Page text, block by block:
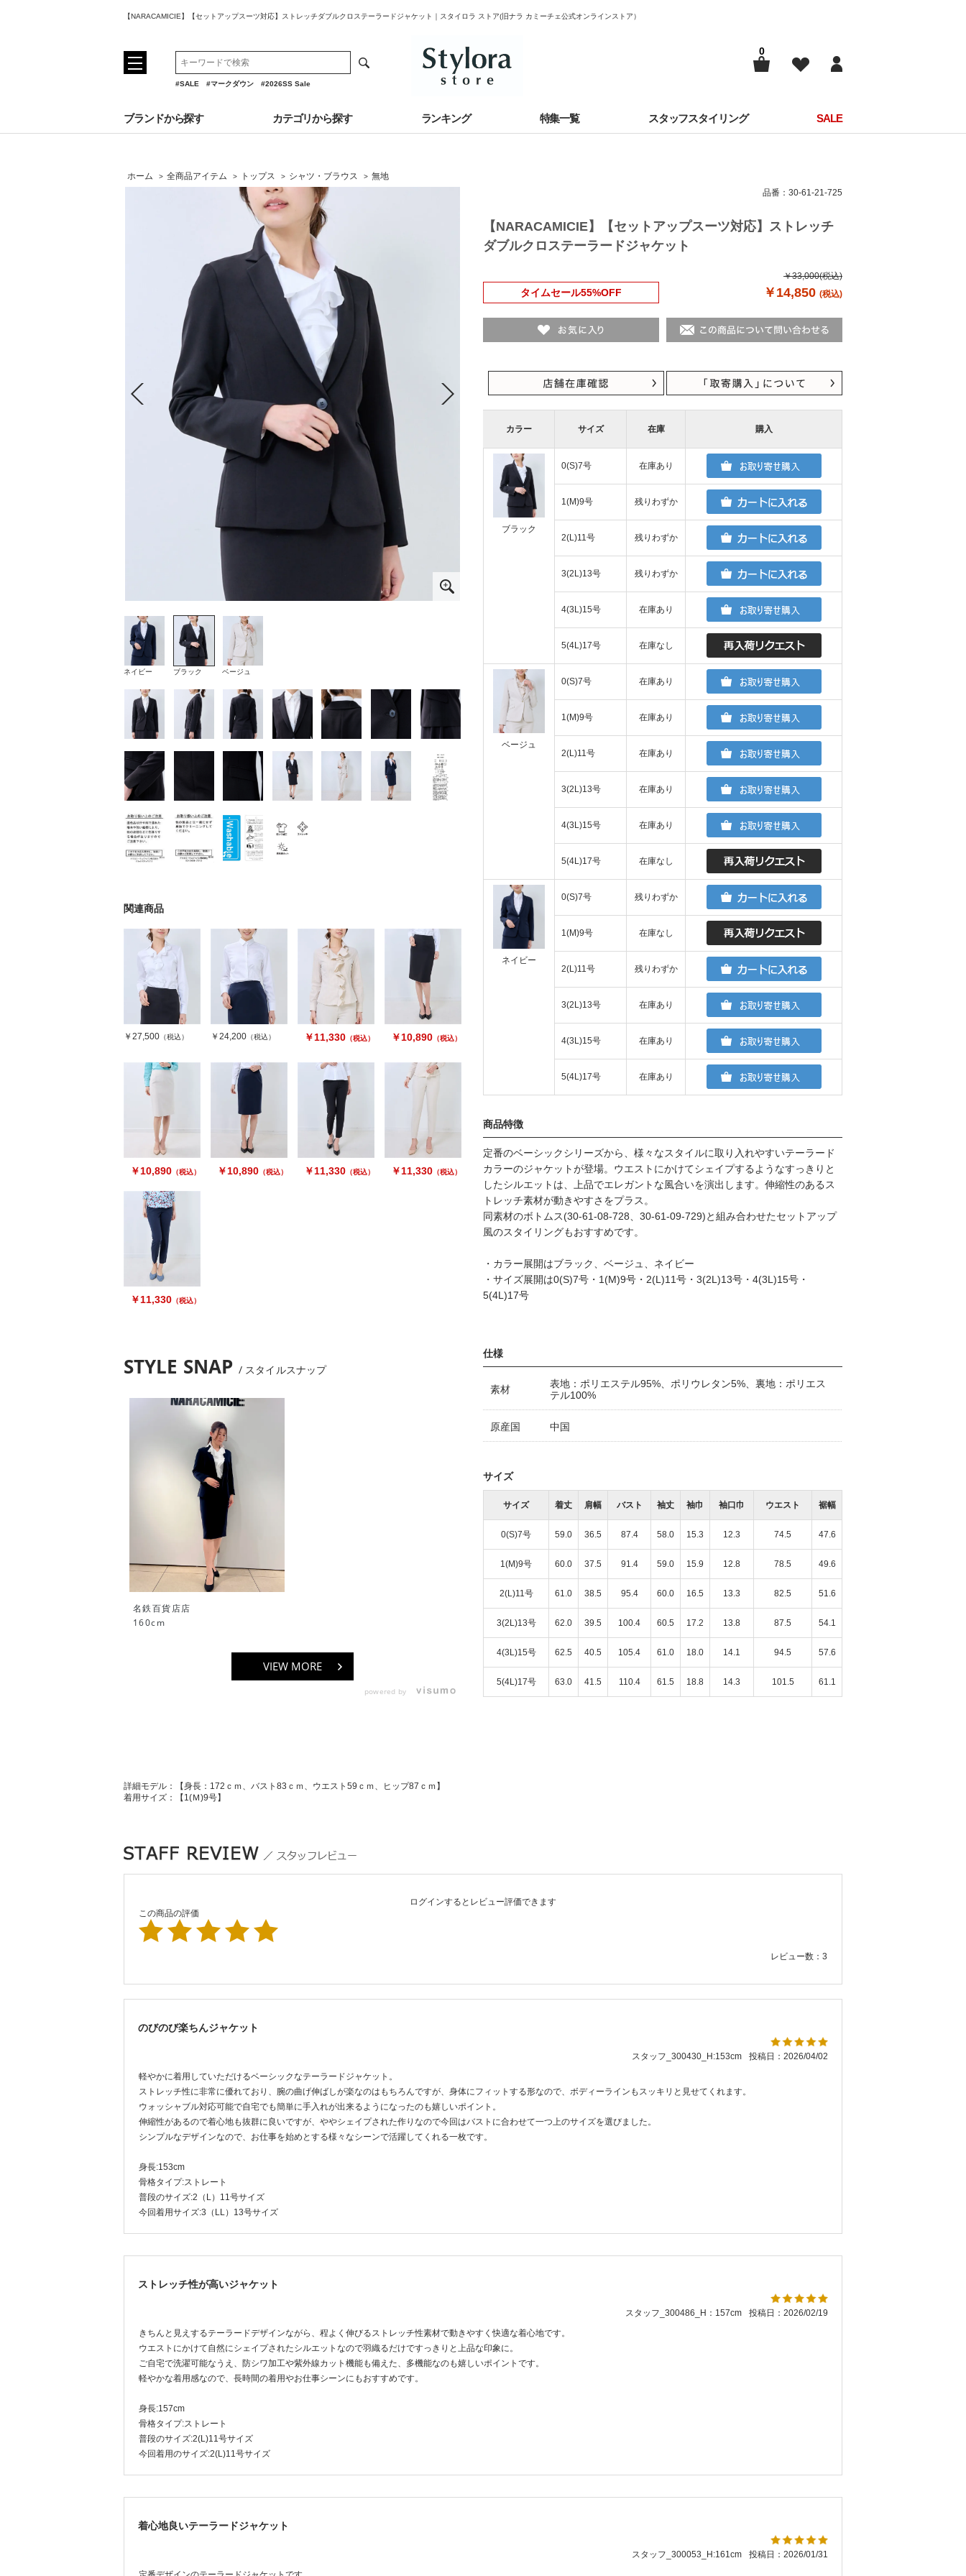
【NARACAMICIE】【セットアップスーツ対応】ストレッチダブルクロステーラードジャケット｜スタイロラ ストア(旧ナラ カミーチェ公式オンラインストア）
#SALE #マークダウン #2026SS Sale
0
ブランドから探す カテゴリから探す ランキング 特集一覧 スタッフスタイリング SALE
ホーム > 全商品アイテム > トップス > シャツ・ブラウス > 無地
ネイビー ブラック ベージュ
関連商品
￥27,500 （税込） ￥24,200 （税込） ￥11,330 （税込） ￥10,890 （税込）
￥10,890 （税込） ￥10,890 （税込） ￥11,330 （税込） ￥11,330 （税込）
￥11,330 （税込）
STYLE SNAP スタイルスナップ
名鉄百貨店店
160cm
VIEW MORE
powered by
詳細モデル：【身長：172ｃｍ、バスト83ｃｍ、ウエスト59ｃｍ、ヒップ87ｃｍ】
着用サイズ：【1(Ｍ)9号】
品番：30-61-21-725
【NARACAMICIE】【セットアップスーツ対応】ストレッチ
ダブルクロステーラードジャケット
￥33,000(税込)
タイムセール55%OFF ￥14,850 (税込)
カラー サイズ 在庫 購入
ブラック
0(S)7号 在庫あり
1(M)9号 残りわずか
2(L)11号 残りわずか
3(2L)13号 残りわずか
4(3L)15号 在庫あり
5(4L)17号 在庫なし
ベージュ
0(S)7号 在庫あり
1(M)9号 在庫あり
2(L)11号 在庫あり
3(2L)13号 在庫あり
4(3L)15号 在庫あり
5(4L)17号 在庫なし
ネイビー
0(S)7号 残りわずか
1(M)9号 在庫なし
2(L)11号 残りわずか
3(2L)13号 在庫あり
4(3L)15号 在庫あり
5(4L)17号 在庫あり
商品特徴
定番のベーシックシリーズから、様々なスタイルに取り入れやすいテーラード
カラーのジャケットが登場。ウエストにかけてシェイプするようなすっきりと
したシルエットは、上品でエレガントな風合いを演出します。伸縮性のあるス
トレッチ素材が動きやすさをプラス。
同素材のボトムス(30-61-08-728、30-61-09-729)と組み合わせたセットアップ
風のスタイリングもおすすめです。
・カラー展開はブラック、ベージュ、ネイビー
・サイズ展開は0(S)7号・1(M)9号・2(L)11号・3(2L)13号・4(3L)15号・
5(4L)17号
仕様
素材
表地：ポリエステル95%、ポリウレタン5%、裏地：ポリエス
テル100%
原産国 中国
サイズ
サイズ 着丈 肩幅 バスト 袖丈 袖巾 袖口巾 ウエスト 裾幅
0(S)7号 59.0 36.5 87.4 58.0 15.3 12.3 74.5 47.6
1(M)9号 60.0 37.5 91.4 59.0 15.9 12.8 78.5 49.6
2(L)11号 61.0 38.5 95.4 60.0 16.5 13.3 82.5 51.6
3(2L)13号 62.0 39.5 100.4 60.5 17.2 13.8 87.5 54.1
4(3L)15号 62.5 40.5 105.4 61.0 18.0 14.1 94.5 57.6
5(4L)17号 63.0 41.5 110.4 61.5 18.8 14.3 101.5 61.1
ログインするとレビュー評価できます
この商品の評価
レビュー数：3
のびのび楽ちんジャケット
スタッフ_300430_H:153cm
投稿日：2026/04/02
軽やかに着用していただけるベーシックなテーラードジャケット。
ストレッチ性に非常に優れており、腕の曲げ伸ばしが楽なのはもちろんですが、身体にフィットする形なので、ボディーラインもスッキリと見せてくれます。
ウォッシャブル対応可能で自宅でも簡単に手入れが出来るようになったのも嬉しいポイント。
伸縮性があるので着心地も抜群に良いですが、ややシェイプされた作りなので今回はバストに合わせて一つ上のサイズを選びました。
シンプルなデザインなので、お仕事を始めとする様々なシーンで活躍してくれる一枚です。
身長:153cm
骨格タイプ:ストレート
普段のサイズ:2（L）11号サイズ
今回着用サイズ:3（LL）13号サイズ
ストレッチ性が高いジャケット
スタッフ_300486_H：157cm
投稿日：2026/02/19
きちんと見えするテーラードデザインながら、程よく伸びるストレッチ性素材で動きやすく快適な着心地です。
ウエストにかけて自然にシェイプされたシルエットなので羽織るだけですっきりと上品な印象に。
ご自宅で洗濯可能なうえ、防シワ加工や紫外線カット機能も備えた、多機能なのも嬉しいポイントです。
軽やかな着用感なので、長時間の着用やお仕事シーンにもおすすめです。
身長:157cm
骨格タイプ:ストレート
普段のサイズ:2(L)11号サイズ
今回着用のサイズ:2(L)11号サイズ
着心地良いテーラードジャケット
スタッフ_300053_H:161cm
投稿日：2026/01/31